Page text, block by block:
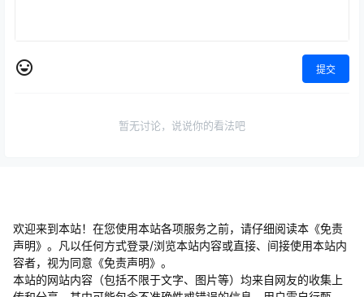
提交
暂无讨论，说说你的看法吧
欢迎来到本站！在您使用本站各项服务之前，请仔细阅读本《免责
声明》。凡以任何方式登录/浏览本站内容或直接、间接使用本站内
容者，视为同意《免责声明》。
本站的网站内容（包括不限于文字、图片等）均来自网友的收集上